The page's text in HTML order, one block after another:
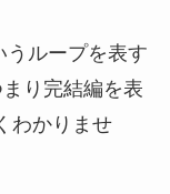
うループを表す
り完結編を表
わかりませ